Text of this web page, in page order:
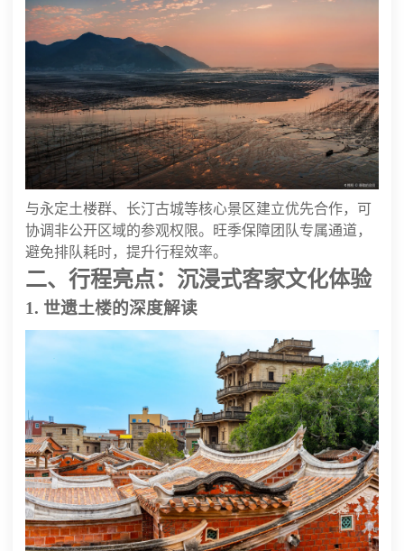
与永定土楼群、长汀古城等核心景区建立优先合作，可
协调非公开区域的参观权限。旺季保障团队专属通道，
避免排队耗时，提升行程效率。
二、行程亮点：沉浸式客家文化体验
1. 世遗土楼的深度解读